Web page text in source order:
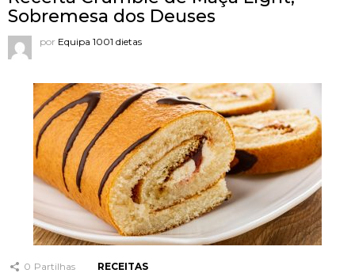
Sobremesa dos Deuses
por Equipa 1001 dietas
0 Partilhas RECEITAS